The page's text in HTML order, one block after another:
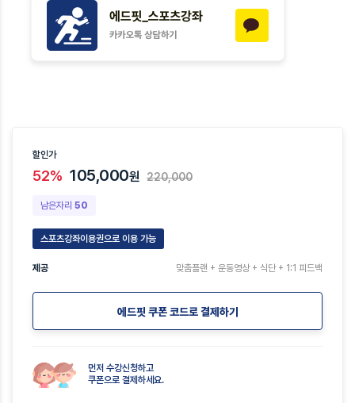
할인가
52% 105,000원 220,000
남은자리 50
스포츠강좌이용권으로 이용 가능
제공 맞춤플랜 + 운동영상 + 식단 + 1:1 피드백
에드핏 쿠폰 코드로 결제하기
먼저 수강신청하고
쿠폰으로 결제하세요.